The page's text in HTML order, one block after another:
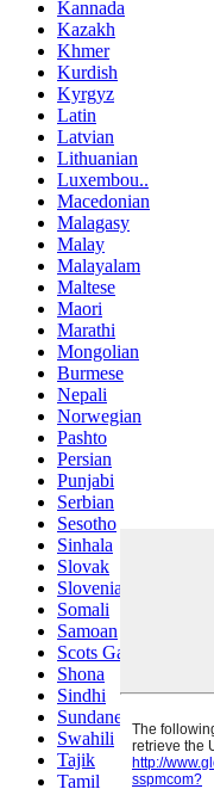
Kannada
Kazakh
Khmer
Kurdish
Kyrgyz
Latin
Latvian
Lithuanian
Luxembou..
Macedonian
Malagasy
Malay
Malayalam
Maltese
Maori
Marathi
Mongolian
Burmese
Nepali
Norwegian
Pashto
Persian
Punjabi
Serbian
Sesotho
Sinhala
Slovak
Slovenian
Somali
Samoan
Scots Gaelic
Shona
Sindhi
Sundanese
Swahili
Tajik
Tamil